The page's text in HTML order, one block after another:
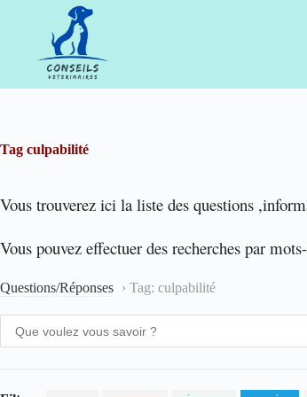
Tag culpabilité
Vous trouverez ici la liste des questions
Vous pouvez effectuer des recherches par
Questions/Réponses › Tag: culpabilité